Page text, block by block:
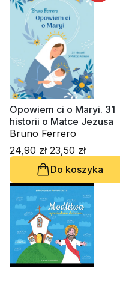
Opowiem ci o Maryi. 31
historii o Matce Jezusa
Bruno Ferrero
24,90 zł 23,50 zł
Do koszyka